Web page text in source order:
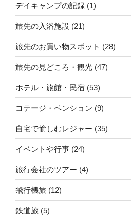
デイキャンプの記録 (1)
旅先の入浴施設 (21)
旅先のお買い物スポット (28)
旅先の見どころ・観光 (47)
ホテル・旅館・民宿 (53)
コテージ・ペンション (9)
自宅で愉しむレジャー (35)
イベントや行事 (24)
旅行会社のツアー (4)
飛行機旅 (12)
鉄道旅 (5)